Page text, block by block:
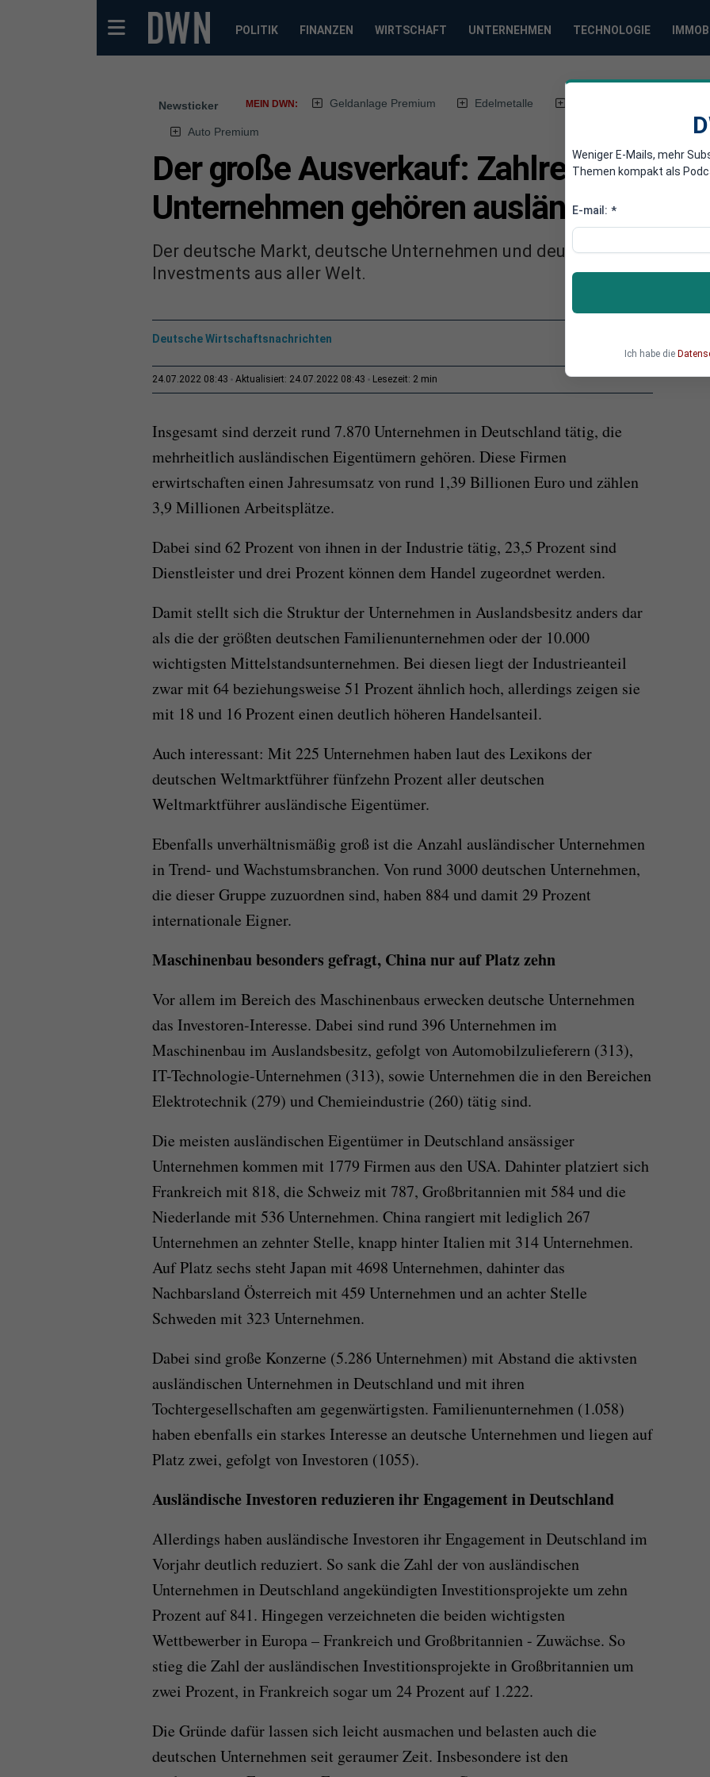
POLITIK FINANZEN WIRTSCHAFT UNTERNEHMEN TECHNOLOGIE
Newsticker MEIN DWN: Geldanlage Premium Edelmetalle
Auto Premium
Der große Ausverkauf: Zahlreiche
Unternehmen gehören ausländischen
Der deutsche Markt, deutsche Unternehmen und deutsches Knowhow
Investments aus aller Welt.
Deutsche Wirtschaftsnachrichten
24.07.2022 08:43 Aktualisiert: 24.07.2022 08:43 Lesezeit: 2 min
Insgesamt sind derzeit rund 7.870 Unternehmen in Deutschland tätig, die
mehrheitlich ausländischen Eigentümern gehören. Diese Firmen
erwirtschaften einen Jahresumsatz von rund 1,39 Billionen Euro und zählen
3,9 Millionen Arbeitsplätze.
Dabei sind 62 Prozent von ihnen in der Industrie tätig, 23,5 Prozent sind
Dienstleister und drei Prozent können dem Handel zugeordnet werden.
Damit stellt sich die Struktur der Unternehmen in Auslandsbesitz anders dar
als die der größten deutschen Familienunternehmen oder der 10.000
wichtigsten Mittelstandsunternehmen. Bei diesen liegt der Industrieanteil
zwar mit 64 beziehungsweise 51 Prozent ähnlich hoch, allerdings zeigen sie
mit 18 und 16 Prozent einen deutlich höheren Handelsanteil.
Auch interessant: Mit 225 Unternehmen haben laut des Lexikons der
deutschen Weltmarktführer fünfzehn Prozent aller deutschen
Weltmarktführer ausländische Eigentümer.
Ebenfalls unverhältnismäßig groß ist die Anzahl ausländischer Unternehmen
in Trend- und Wachstumsbranchen. Von rund 3000 deutschen Unternehmen,
die dieser Gruppe zuzuordnen sind, haben 884 und damit 29 Prozent
internationale Eigner.
Maschinenbau besonders gefragt, China nur auf Platz zehn
Vor allem im Bereich des Maschinenbaus erwecken deutsche Unternehmen
das Investoren-Interesse. Dabei sind rund 396 Unternehmen im
Maschinenbau im Auslandsbesitz, gefolgt von Automobilzulieferern (313),
IT-Technologie-Unternehmen (313), sowie Unternehmen die in den Bereichen
Elektrotechnik (279) und Chemieindustrie (260) tätig sind.
Die meisten ausländischen Eigentümer in Deutschland ansässiger
Unternehmen kommen mit 1779 Firmen aus den USA. Dahinter platziert sich
Frankreich mit 818, die Schweiz mit 787, Großbritannien mit 584 und die
Niederlande mit 536 Unternehmen. China rangiert mit lediglich 267
Unternehmen an zehnter Stelle, knapp hinter Italien mit 314 Unternehmen.
Auf Platz sechs steht Japan mit 4698 Unternehmen, dahinter das
Nachbarsland Österreich mit 459 Unternehmen und an achter Stelle
Schweden mit 323 Unternehmen.
Dabei sind große Konzerne (5.286 Unternehmen) mit Abstand die aktivsten
ausländischen Unternehmen in Deutschland und mit ihren
Tochtergesellschaften am gegenwärtigsten. Familienunternehmen (1.058)
haben ebenfalls ein starkes Interesse an deutsche Unternehmen und liegen auf
Platz zwei, gefolgt von Investoren (1055).
Ausländische Investoren reduzieren ihr Engagement in Deutschland
Allerdings haben ausländische Investoren ihr Engagement in Deutschland im
Vorjahr deutlich reduziert. So sank die Zahl der von ausländischen
Unternehmen in Deutschland angekündigten Investitionsprojekte um zehn
Prozent auf 841. Hingegen verzeichneten die beiden wichtigsten
Wettbewerber in Europa – Frankreich und Großbritannien - Zuwächse. So
stieg die Zahl der ausländischen Investitionsprojekte in Großbritannien um
zwei Prozent, in Frankreich sogar um 24 Prozent auf 1.222.
Die Gründe dafür lassen sich leicht ausmachen und belasten auch die
deutschen Unternehmen seit geraumer Zeit. Insbesondere ist den
Weniger E-Mails, mehr
Themen kompakt als
E-mail: *
Ich habe die